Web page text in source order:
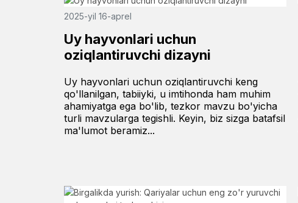
2025-yil 16-aprel
Uy hayvonlari uchun
oziqlantiruvchi dizayni
Uy hayvonlari uchun oziqlantiruvchi keng
qo'llanilgan, tabiiyki, u imtihonda ham muhim
ahamiyatga ega bo'lib, tezkor mavzu bo'yicha
turli mavzularga tegishli. Keyin, biz sizga batafsil
ma'lumot beramiz...